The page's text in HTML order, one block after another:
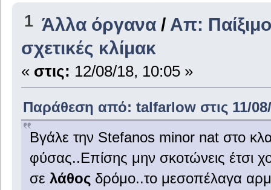
1 Άλλα όργανα / Απ:
σχετικές κλίμακ
« στις: 12/08/18, 10:05 »
Παράθεση από: talfarlow στις 11/
Βγάλε την Stefanos minor nat στο
φύσας..Επίσης μην σκοτώνεις έτσι
σε λάθοςδρόμο..το μεσοπέλαγα